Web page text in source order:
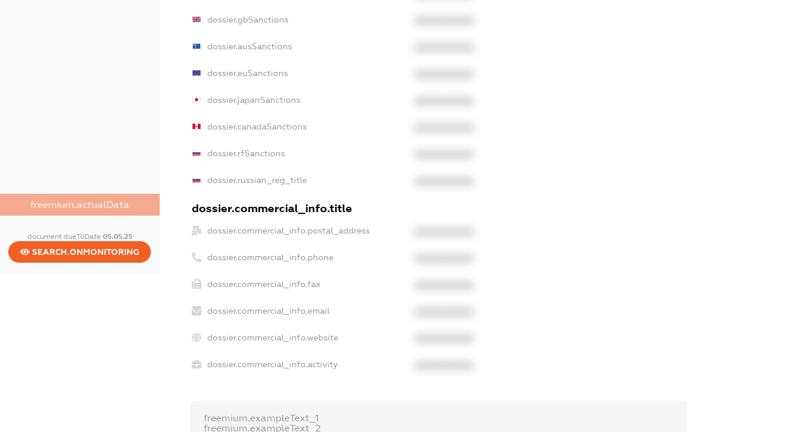
freemium.actualData
document.dueToDate 05.05.25
SEARCH.ONMONITORING
dossier.gbSanctions
dossier.ausSanctions
dossier.euSanctions
dossier.japanSanctions
dossier.canadaSanctions
dossier.rfSanctions
dossier.russian_reg_title
dossier.commercial_info.title
dossier.commercial_info.postal_address
dossier.commercial_info.phone
dossier.commercial_info.fax
dossier.commercial_info.email
dossier.commercial_info.website
dossier.commercial_info.activity
freemium.exampleText_1
freemium.exampleText_2